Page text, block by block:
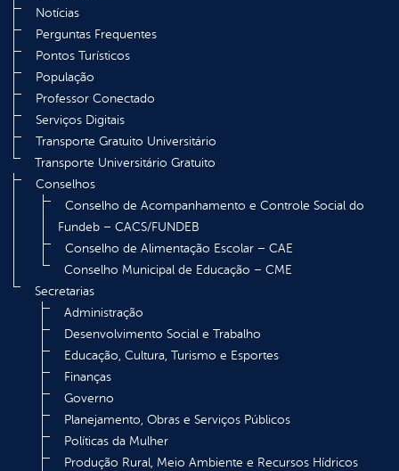
Notícias
Perguntas Frequentes
Pontos Turísticos
População
Professor Conectado
Serviços Digitais
Transporte Gratuito Universitário
Transporte Universitário Gratuito
Conselhos
Conselho de Acompanhamento e Controle Social do
Fundeb – CACS/FUNDEB
Conselho de Alimentação Escolar – CAE
Conselho Municipal de Educação – CME
Secretarias
Administração
Desenvolvimento Social e Trabalho
Educação, Cultura, Turismo e Esportes
Finanças
Governo
Planejamento, Obras e Serviços Públicos
Políticas da Mulher
Produção Rural, Meio Ambiente e Recursos Hídricos